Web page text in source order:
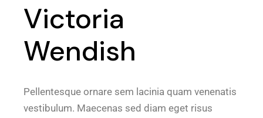
Victoria
Wendish
Pellentesque ornare sem lacinia quam venenatis
vestibulum. Maecenas sed diam eget risus